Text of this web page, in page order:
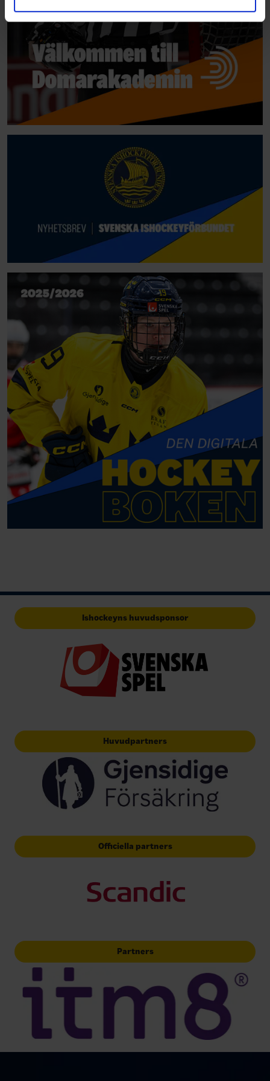
Ishockeyns huvudsponsor
Huvudpartners
Officiella partners
Partners